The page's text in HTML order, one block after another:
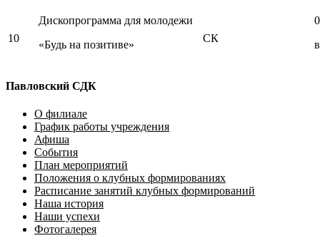
10
Дископрограмма для молодежи
«Будь на позитиве»
СК
Павловский СДК
О филиале
График работы учреждения
Афиша
События
План мероприятий
Положения о клубных формированиях
Расписание занятий клубных формирований
Наша история
Наши успехи
Фотогалерея